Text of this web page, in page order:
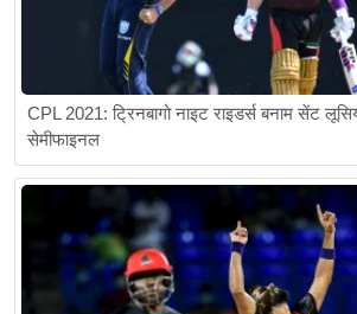
CPL 2021: ट्रिनबागो नाइट राइडर्स बनाम सेंट
सेमीफाइनल